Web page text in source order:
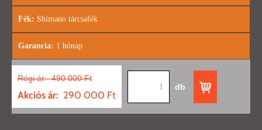
Régi ár:490 000 Ft
Akciós ár: 290 000 Ft
db
Fék: Shimano tárcsafék
Garancia: 1 hónap